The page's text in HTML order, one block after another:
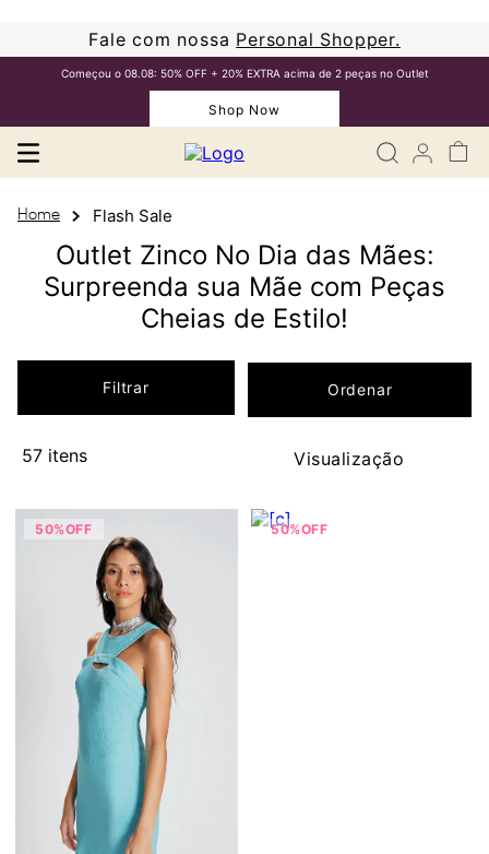
Fale com nossa Personal Shopper.
Começou o 08.08: 50% OFF + 20% EXTRA acima de 2 peças no Outlet
Shop Now
Flash Sale
Outlet Zinco No Dia das Mães:
Surpreenda sua Mãe com Peças
Cheias de Estilo!
Filtrar
57
50%OFF 50%OFF